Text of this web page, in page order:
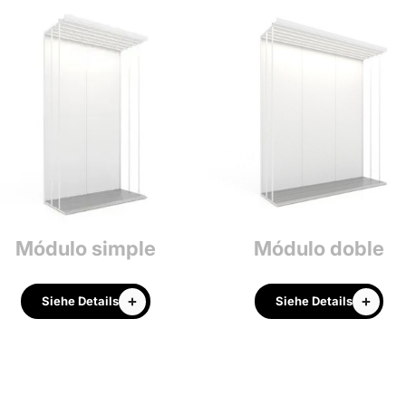
Módulo simple
Siehe Details
Módulo doble
Siehe Details